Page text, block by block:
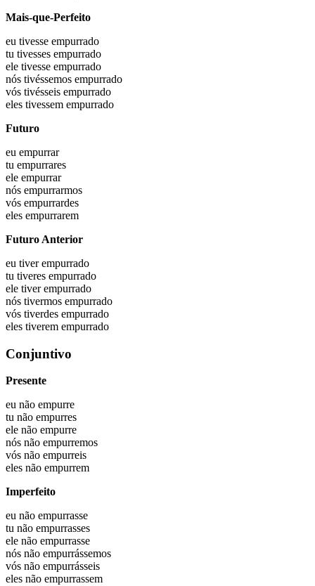
Mais-que-Perfeito
eu tivesse empurrado
tu tivesses empurrado
ele tivesse empurrado
nós tivéssemos empurrado
vós tivésseis empurrado
eles tivessem empurrado
Futuro
eu empurrar
tu empurrares
ele empurrar
nós empurrarmos
vós empurrardes
eles empurrarem
Futuro Anterior
eu tiver empurrado
tu tiveres empurrado
ele tiver empurrado
nós tivermos empurrado
vós tiverdes empurrado
eles tiverem empurrado
Conjuntivo
Presente
eu não empurre
tu não empurres
ele não empurre
nós não empurremos
vós não empurreis
eles não empurrem
Imperfeito
eu não empurrasse
tu não empurrasses
ele não empurrasse
nós não empurrássemos
vós não empurrásseis
eles não empurrassem